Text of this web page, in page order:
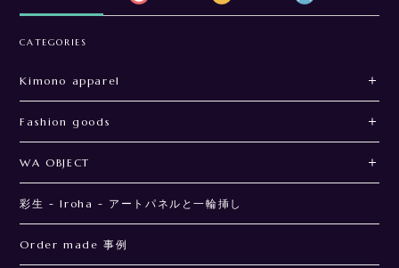
CATEGORIES
Kimono apparel
Fashion goods
WA OBJECT
彩生 - Iroha - アートパネルと一輪挿し
Order made 事例